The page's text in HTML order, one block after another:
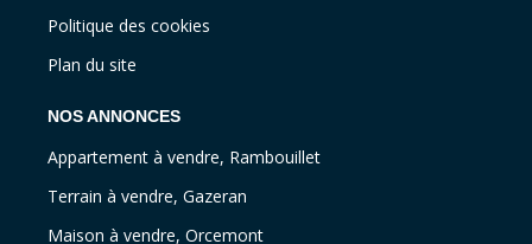
Politique des cookies
Plan du site
NOS ANNONCES
Appartement à vendre, Rambouillet
Terrain à vendre, Gazeran
Maison à vendre, Orcemont